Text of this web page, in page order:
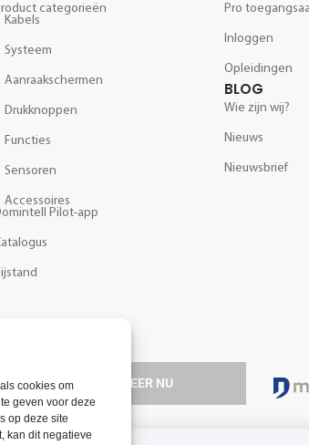
cookies om
geven voor deze
op deze site
kan dit negatieve
categorieën
Kabels
Systeem
Aanraakschermen
Drukknoppen
Functies
Sensoren
Accessoires
Pilot-app
Pro
Inloggen
Opleidingen
BLOG
Wie zijn wij?
Nieuws
Nieuwsbrief
onze technologie.
REGISTREER NU